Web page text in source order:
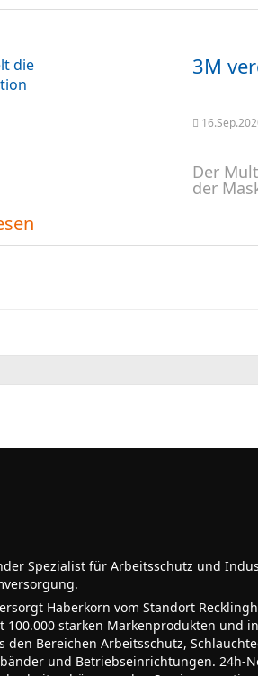
3M
Der
der
Spezialist für Arbeitsschutz und
Haberkorn vom Standort
100.000 starken Markenprodukten und
den Bereichen Arbeitsschutz,
und Betriebseinrichtungen. 24h-